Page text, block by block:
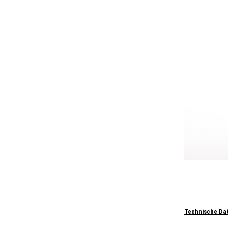
Technische